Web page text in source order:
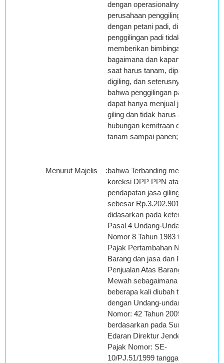
dengan operasionalnya
perusahaan penggilingan padi
dengan petani padi, dimana
penggilingan padi tidak
memberikan bimbingan
bagaimana dan kapan pada
saat harus tanam, dipanen,
digiling, dan seterusnya,
bahwa penggilingan padi
dapat hanya menjual jasa
giling dan tidak harus ada
hubungan kemitraan dari awal
tanam sampai panen;
Menurut Majelis :bahwa Terbanding melakukan
koreksi DPP PPN atas
pendapatan jasa giling tebu
sebesar Rp.3.202.901.515,00
didasarkan pada ketentuan
Pasal 4 Undang-Undang
Nomor 8 Tahun 1983 tentang
Pajak Pertambahan Nilai
Barang dan jasa dan Pajak
Penjualan Atas Barang
Mewah sebagaimana telah
beberapa kali diubah terakhir
dengan Undang-undang
Nomor: 42 Tahun 2009 serta
berdasarkan pada Surat
Edaran Direktur Jenderal
Pajak Nomor: SE-
10/PJ.51/1999 tanggal 26 Mei